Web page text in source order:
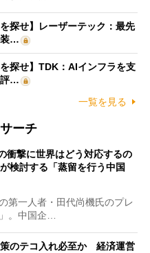
探せ】レーザーテック：最先
装…
探せ】TDK：AIインフラを支
評…
一覧を見る
ーチ
衝撃に世界はどう対応するの
検討する「蒸留を行う中国
第一人者・田代尚機氏のプレ
。中国企…
のテコ入れ必至か 経済運営